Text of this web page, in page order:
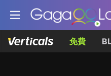
免費